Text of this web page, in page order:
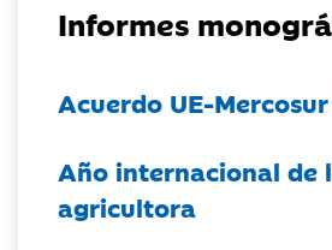
Informes
Acuerdo UE-
Año internacional de
agricultora